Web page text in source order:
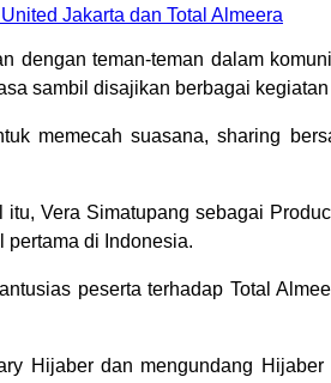
dengan teman-teman dalam
sambil disajikan berbagai
memecah suasana, sharing
Vera Simatupang sebagai
pertama di Indonesia.
peserta terhadap Total
Hijaber dan mengundang